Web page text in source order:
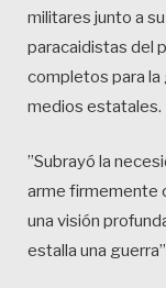
militares junto a
paracaidistas del
completos para la
medios estatales.
”Subrayó la
arme firmemente
una visión
estalla una